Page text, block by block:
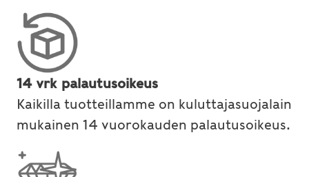
14 vrk palautusoikeus
Kaikilla tuotteillamme on kuluttajasuojalain
mukainen 14 vuorokauden palautusoikeus.